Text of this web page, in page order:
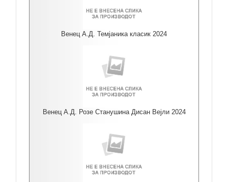
Венец А.Д. Темјаника класик 2024
Венец А.Д. Розе Станушина Дисан Вејли 2024